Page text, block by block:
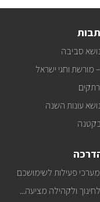
סביבה
מורשת וחגי ישראל
עונות השנה
פעילות לשימושכם
ולקהילה מציעה...